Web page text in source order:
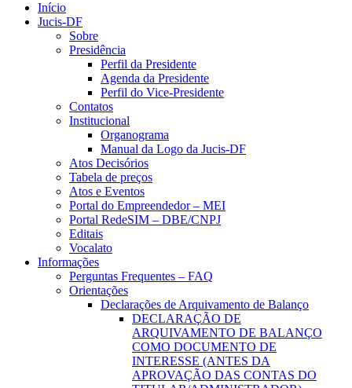
Início
Jucis-DF
Sobre
Presidência
Perfil da Presidente
Agenda da Presidente
Perfil do Vice-Presidente
Contatos
Institucional
Organograma
Manual da Logo da Jucis-DF
Atos Decisórios
Tabela de preços
Atos e Eventos
Portal do Empreendedor – MEI
Portal RedeSIM – DBE/CNPJ
Editais
Vocalato
Informações
Perguntas Frequentes – FAQ
Orientações
Declarações de Arquivamento de Balanço
DECLARAÇÃO DE
ARQUIVAMENTO DE BALANÇO
COMO DOCUMENTO DE
INTERESSE (ANTES DA
APROVAÇÃO DAS CONTAS DO